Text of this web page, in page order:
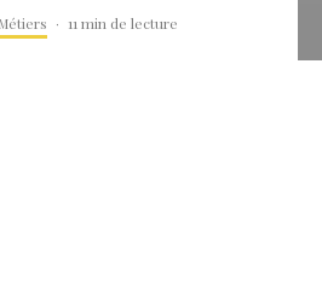
· 11 min de lecture